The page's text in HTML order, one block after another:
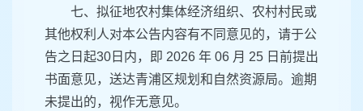
七、拟征地农村集体经济组织、农村村民或
其他权利人对本公告内容有不同意见的，请于公
告之日起30日内，即 2026 年 06 月 25 日前提出
书面意见，送达青浦区规划和自然资源局。逾期
未提出的，视作无意见。